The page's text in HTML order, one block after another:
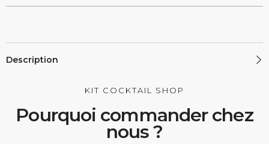
Description
KIT COCKTAIL SHOP
Pourquoi commander chez
nous ?